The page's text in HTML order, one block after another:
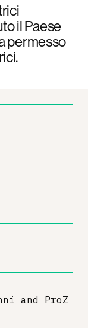
il Paese
permesso
and ProZ